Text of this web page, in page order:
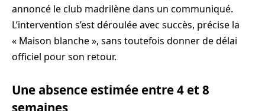
annoncé le club madrilène dans un communiqué.
L’intervention s’est déroulée avec succès, précise la
« Maison blanche », sans toutefois donner de délai
officiel pour son retour.
Une absence estimée entre 4 et 8
semaines